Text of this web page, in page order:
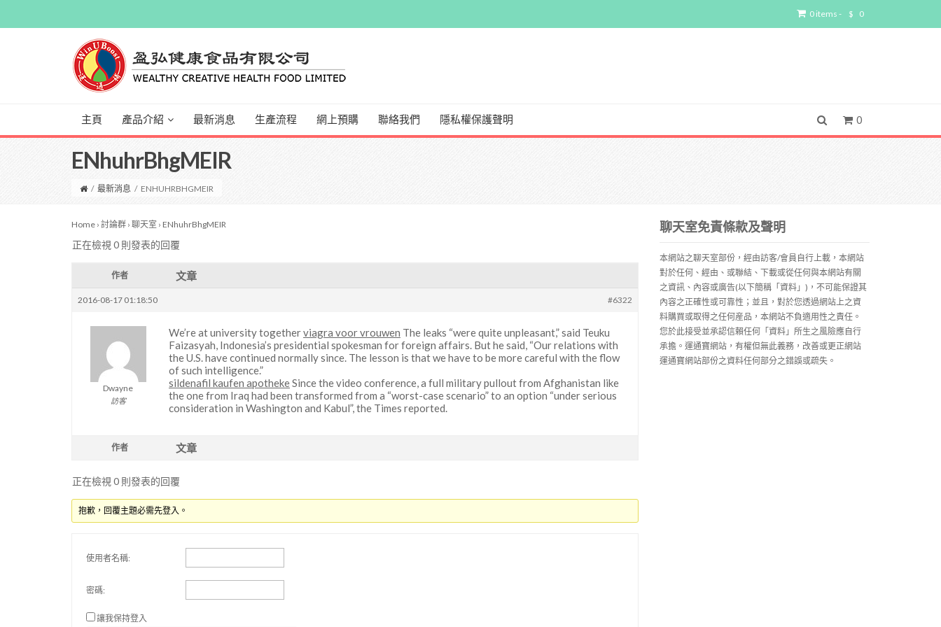
0 items - $ 0
主頁 產品介紹 最新消息 生產流程 網上預購 聯絡我們 隱私權保護聲明 0
ENhuhrBhgMEIR
/ 最新消息 / ENHUHRBHGMEIR
Home › 討論群 › 聊天室 › ENhuhrBhgMEIR
正在檢視 0 則發表的回覆
作者 文章
2016-08-17 01:18:50 #6322
Dwayne
訪客
We’re at university togetherviagra voor vrouwen The leaks “were quite unpleasant,” said Teuku
Faizasyah, Indonesia’s presidential spokesman for foreign affairs. But he said, “Our relations with
the U.S. have continued normally since. The lesson is that we have to be more careful with the flow
of such intelligence.”
sildenafil kaufen apothekeSince the video conference, a full military pullout from Afghanistan like
the one from Iraq had been transformed from a “worst-case scenario” to an option “under serious
consideration in Washington and Kabul”, the Times reported.
作者 文章
正在檢視 0 則發表的回覆
抱歉，回覆主題必需先登入。
使用者名稱:
密碼:
讓我保持登入
聊天室免責條款及聲明
本網站之聊天室部份，經由訪客/會員自行上載，本網站
對於任何、經由、或聯結、下載或從任何與本網站有關
之資訊、內容或廣告(以下簡稱「資料」)，不可能保證其
內容之正確性或可靠性；並且，對於您透過網站上之資
料購買或取得之任何産品，本網站不負適用性之責任。
您於此接受並承認信賴任何「資料」所生之風險應自行
承擔。運通寶網站，有權但無此義務，改善或更正網站
運通寶網站部份之資料任何部分之錯誤或疏失。